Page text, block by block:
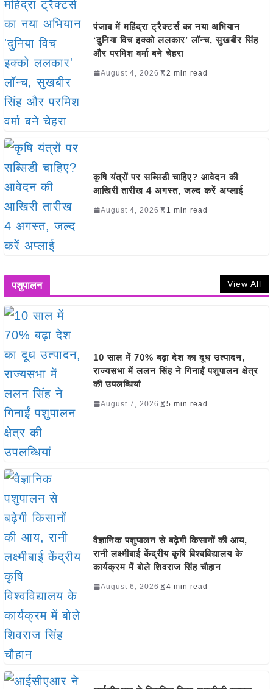
पंजाब में महिंद्रा ट्रैक्टर्स का नया अभियान
‘दुनिया विच इक्को ललकार’ लॉन्च, सुखबीर सिंह
और परमिश वर्मा बने चेहरा
August 4, 2026 2 min read
कृषि यंत्रों पर सब्सिडी चाहिए? आवेदन की
आखिरी तारीख 4 अगस्त, जल्द करें अप्लाई
August 4, 2026 1 min read
पशुपालन View All
10 साल में 70% बढ़ा देश का दूध उत्पादन,
राज्यसभा में ललन सिंह ने गिनाईं पशुपालन क्षेत्र
की उपलब्धियां
August 7, 2026 5 min read
वैज्ञानिक पशुपालन से बढ़ेगी किसानों की आय,
रानी लक्ष्मीबाई केंद्रीय कृषि विश्वविद्यालय के
कार्यक्रम में बोले शिवराज सिंह चौहान
August 6, 2026 4 min read